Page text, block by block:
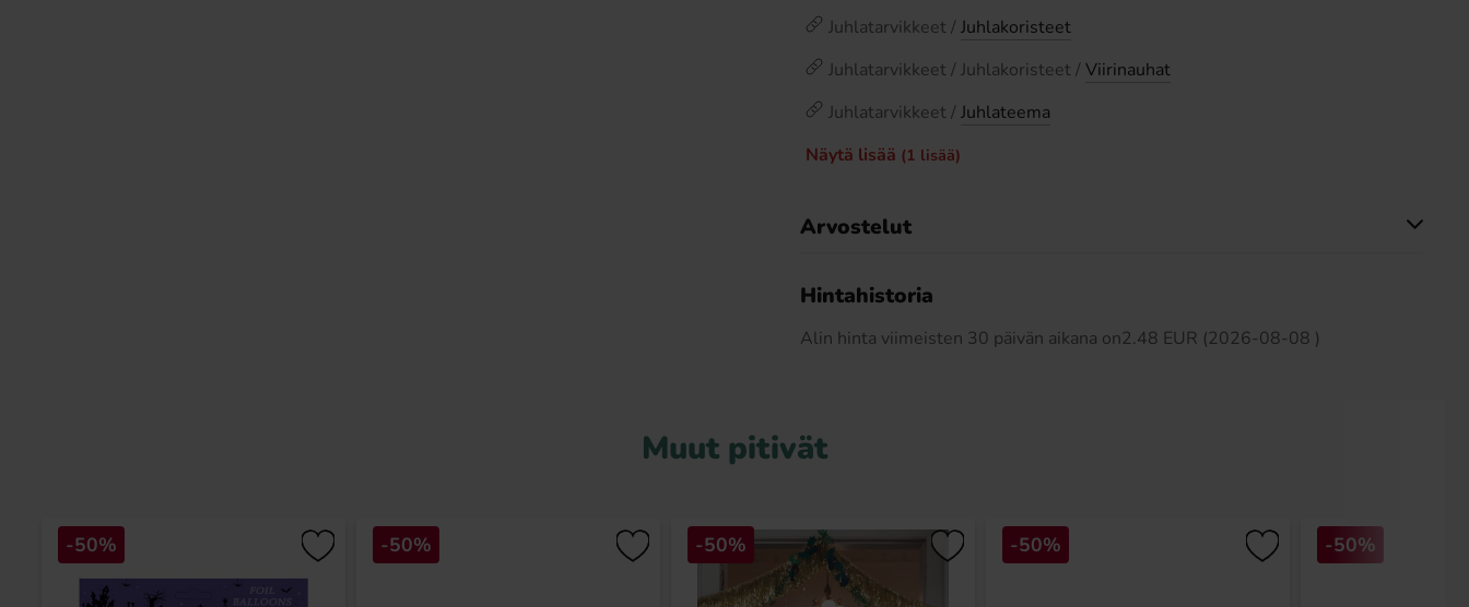
Juhlatarvikkeet / Juhlakoristeet
Juhlatarvikkeet / Juhlakoristeet / Viirinauhat
Juhlatarvikkeet / Juhlateema
Näytä lisää (1 lisää)
Arvostelut
Hintahistoria
Alin hinta viimeisten 30 päivän aikana on2.48 EUR (2026-08-08 )
Muut pitivät
-50% -50% -50% -50% -50%